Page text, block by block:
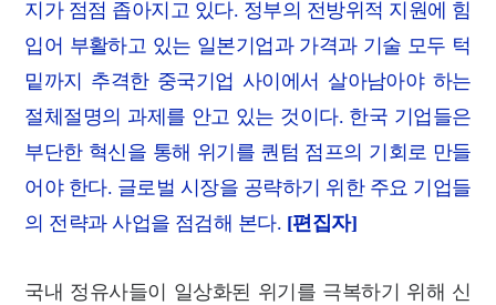
지가 점점 좁아지고 있다. 정부의 전방위적 지원에 힘
입어 부활하고 있는 일본기업과 가격과 기술 모두 턱
밑까지 추격한 중국기업 사이에서 살아남아야 하는
절체절명의 과제를 안고 있는 것이다. 한국 기업들은
부단한 혁신을 통해 위기를 퀀텀 점프의 기회로 만들
어야 한다. 글로벌 시장을 공략하기 위한 주요 기업들
의 전략과 사업을 점검해 본다. [편집자]
국내 정유사들이 일상화된 위기를 극복하기 위해 신